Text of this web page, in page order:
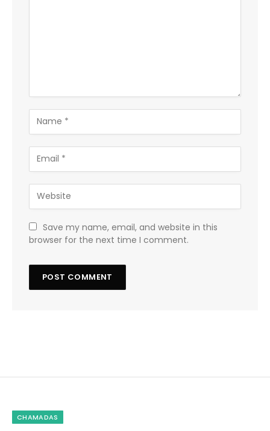
Save my name, email, and website in this
browser for the next time I comment.
CHAMADAS